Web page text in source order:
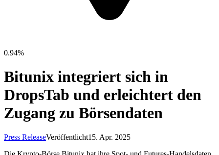
0.94%
Bitunix integriert sich in
DropsTab und erleichtert den
Zugang zu Börsendaten
Press ReleaseVeröffentlicht15. Apr. 2025